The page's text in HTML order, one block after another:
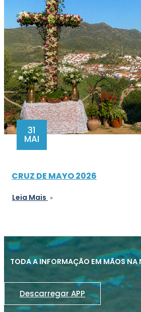
31
MAI
CRUZ DE MAYO 2026
Leia Mais
TODA A INFORMAÇÃO EM MÃOS NA
Descarregar APP